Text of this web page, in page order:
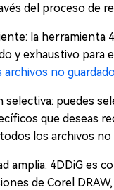
del proceso de
la herramienta
y exhaustivo para
archivos no
selectiva: puedes
que deseas
los archivos no
amplia: 4DDiG es
de Corel